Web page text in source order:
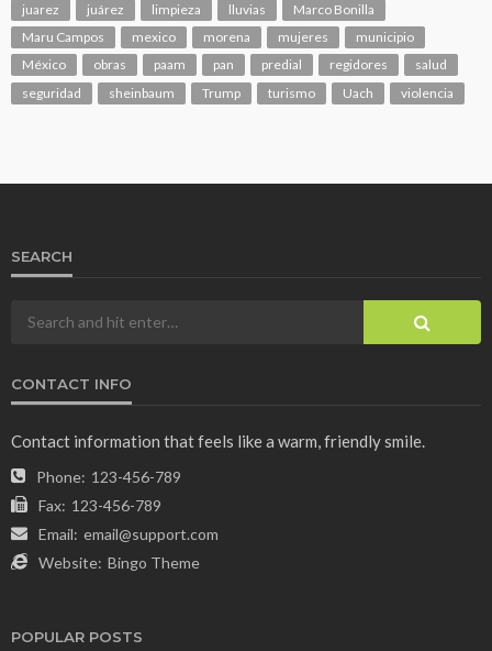
juarez
juárez limpieza lluvias
Marco Bonilla
Maru Campos
mexico morena mujeres
municipio
México
obras paam pan predial regidores
salud
seguridad
sheinbaum Trump turismo Uach violencia
SEARCH
CONTACT INFO
Contact information that feels like a warm, friendly smile.
Phone: 123-456-789
Fax: 123-456-789
Email: email@support.com
Website: Bingo Theme
POPULAR POSTS